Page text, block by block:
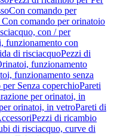
Con comando per
comando per orinatoio
con / per
funzionamento con
di risciacquoPezzi di
funzionamento
funzionamento senza
Senza coperchioPareti
per orinatoi, in
orinatoi, in vetroPareti di
Pezzi di ricambio
di risciacquo, curve di